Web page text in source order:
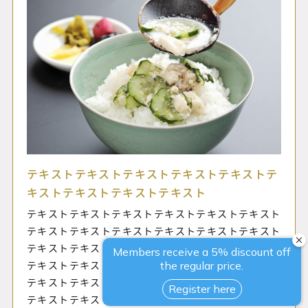
テキストテキストテキストテキストテキストテ
キストテキストテキストテキスト
テキストテキストテキストテキストテキストテキスト
テキストテキストテキストテキストテキストテキスト
テキストテキストテキストテキストテキストテキスト
テキストテキストテキストテキストテキストテキスト
テキストテキストテキストテキストテキストテキスト
テキストテキストテキストテキストテキストテキス